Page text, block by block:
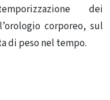
dei
corporeo, sul
di peso nel tempo.